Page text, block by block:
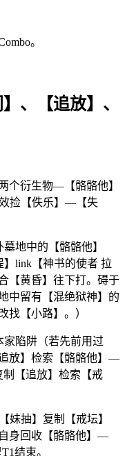
。
、【追放】、
个衍生物—【骼骼他】
捡【佚乐】—【失
地中的【骼骼他】
】link【神书的使者 拉
【黄昏】往下打。碍于
中留有【混绝狱神】的
找【小路】。）
陷阱（若先前用过
放】检索【骼骼他】—
制【追放】检索【戒
妹抽】复制【戒坛】
身回收【骼骼他】—
结束。